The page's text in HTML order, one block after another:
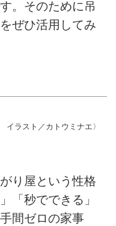
。そのために吊
ぜひ活用してみ
ラスト／カトウミナエ〉
り屋という性格
「秒でできる」
間ゼロの家事